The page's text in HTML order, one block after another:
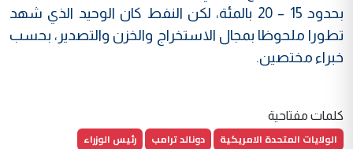
بحدود 15 – 20 بالمئة، لكن النفط كان الوحيد الذي شهد
تطورا ملحوظا بمجال الاستخراج والخزن والتصدير، بحسب
خبراء مختصين.
كلمات مفتاحية
الولايات المتحدة الامريكية دونالد ترامب
رئيس الوزراء